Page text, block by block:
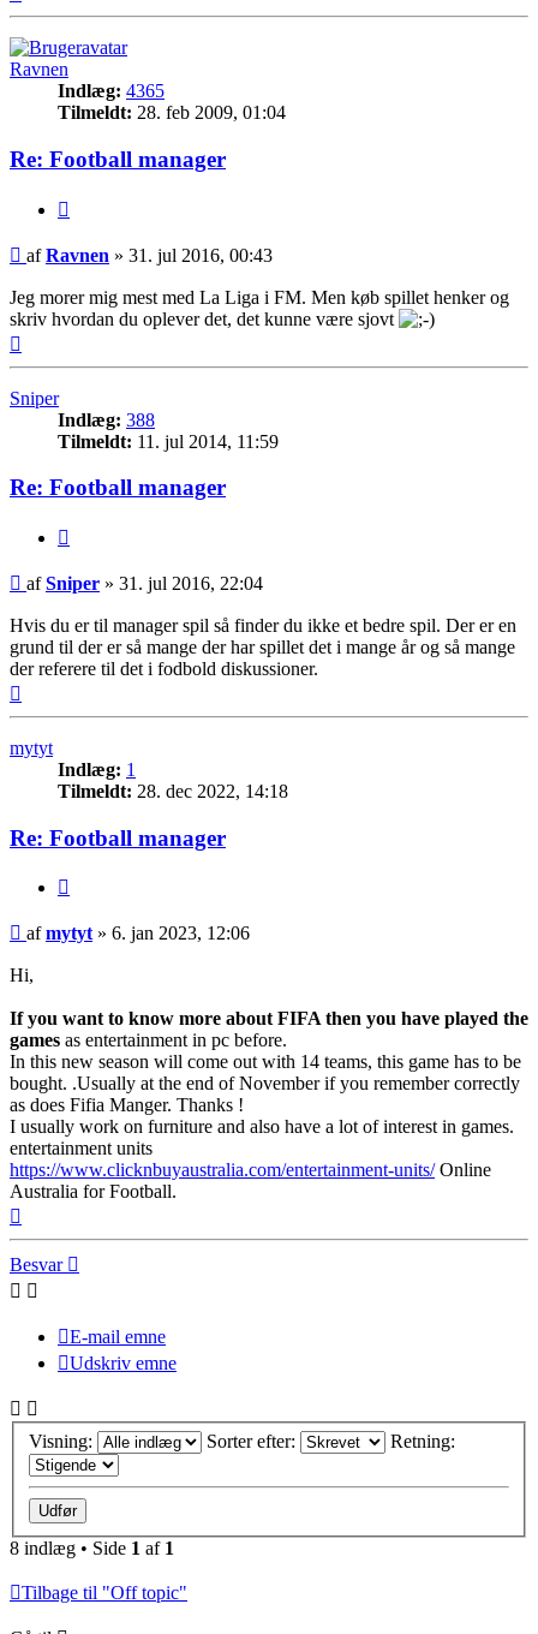
Ravnen
Indlæg: 4365
Tilmeldt: 28. feb 2009, 01:04
Re: Football manager
Indlæg
afRavnen » 31. jul 2016, 00:43
Jeg morer mig mest med La Liga i FM. Men køb spillet henker og
skriv hvordan du oplever det, det kunne være sjovt
Sniper
Indlæg: 388
Tilmeldt: 11. jul 2014, 11:59
Re: Football manager
Indlæg
afSniper » 31. jul 2016, 22:04
Hvis du er til manager spil så finder du ikke et bedre spil. Der er en
grund til der er så mange der har spillet det i mange år og så mange
der referere til det i fodbold diskussioner.
mytyt
Indlæg: 1
Tilmeldt: 28. dec 2022, 14:18
Re: Football manager
Indlæg
afmytyt » 6. jan 2023, 12:06
Hi,
If you want to know more about FIFA then you have played the
games as entertainment in pc before.
In this new season will come out with 14 teams, this game has to be
bought. .Usually at the end of November if you remember correctly
as does Fifia Manger. Thanks !
I usually work on furniture and also have a lot of interest in games.
entertainment units
https://www.clicknbuyaustralia.com/entertainment-units/Online
Australia for Football.
Besvar
E-mail emne
Udskriv emne
Visning: Sorter efter: Retning:
8 indlæg • Side 1 af 1
Tilbage til "Off topic"